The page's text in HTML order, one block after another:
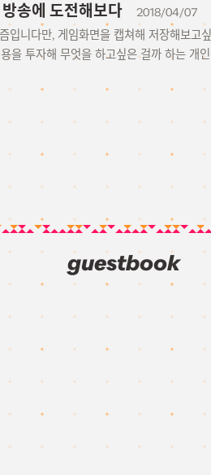
송에 도전해보다
2018/04/07
입니다만, 게임화면을 캡쳐해 저장해보고
을 투자해 무엇을 하고싶은 걸까 하는 개
guestbook